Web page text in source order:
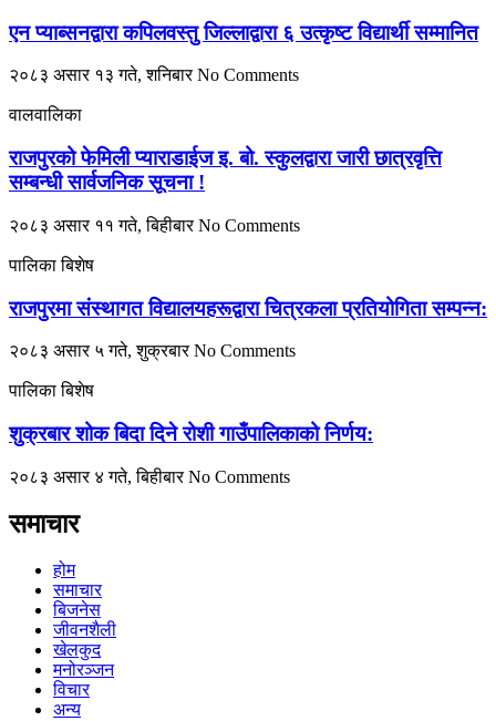
एन प्याब्सनद्वारा कपिलवस्तु जिल्लाद्वारा ६ उत्कृष्ट विद्यार्थी सम्मानित
२०८३ असार १३ गते, शनिबारNo Comments
वालवालिका
राजपुरको फेमिली प्याराडाईज इ. बो. स्कुलद्वारा जारी छात्रवृत्ति
सम्बन्धी सार्वजनिक सूचना !
२०८३ असार ११ गते, बिहीबारNo Comments
पालिका बिशेष
राजपुरमा संस्थागत विद्यालयहरूद्वारा चित्रकला प्रतियोगिता सम्पन्न:
२०८३ असार ५ गते, शुक्रबारNo Comments
पालिका बिशेष
शुक्रबार शोक बिदा दिने रोशी गाउँपालिकाको निर्णय:
२०८३ असार ४ गते, बिहीबारNo Comments
समाचार
होम
समाचार
बिजनेस
जीवनशैली
खेलकुद
मनोरञ्जन
विचार
अन्य